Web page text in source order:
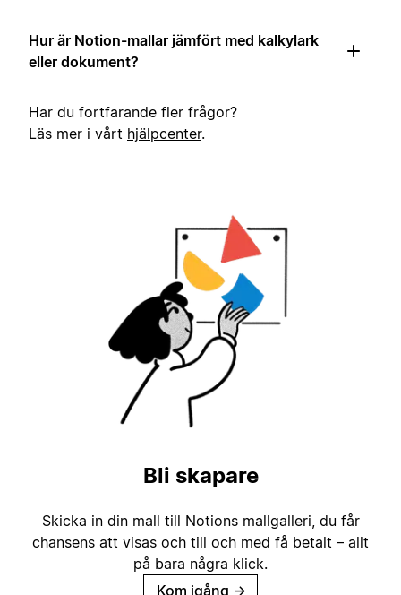
Hur är Notion-mallar jämfört med kalkylark
eller dokument?
Har du fortfarande fler frågor?
Läs mer i vårt hjälpcenter.
Bli skapare
Skicka in din mall till Notions mallgalleri, du får
chansens att visas och till och med få betalt – allt
på bara några klick.
Kom igång →